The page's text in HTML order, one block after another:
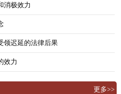
消极效力
领迟延的法律后果
效力
更多>>